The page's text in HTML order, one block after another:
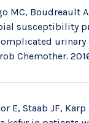
MC, Boudreault
susceptibility
Chemother.
E, Staab JF,